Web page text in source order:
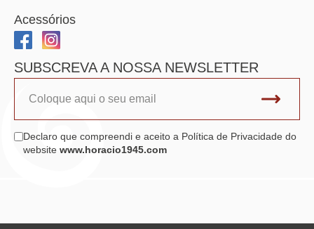
Acessórios
SUBSCREVA A NOSSA NEWSLETTER
Declaro que compreendi e aceito a Política de Privacidade do
website www.horacio1945.com